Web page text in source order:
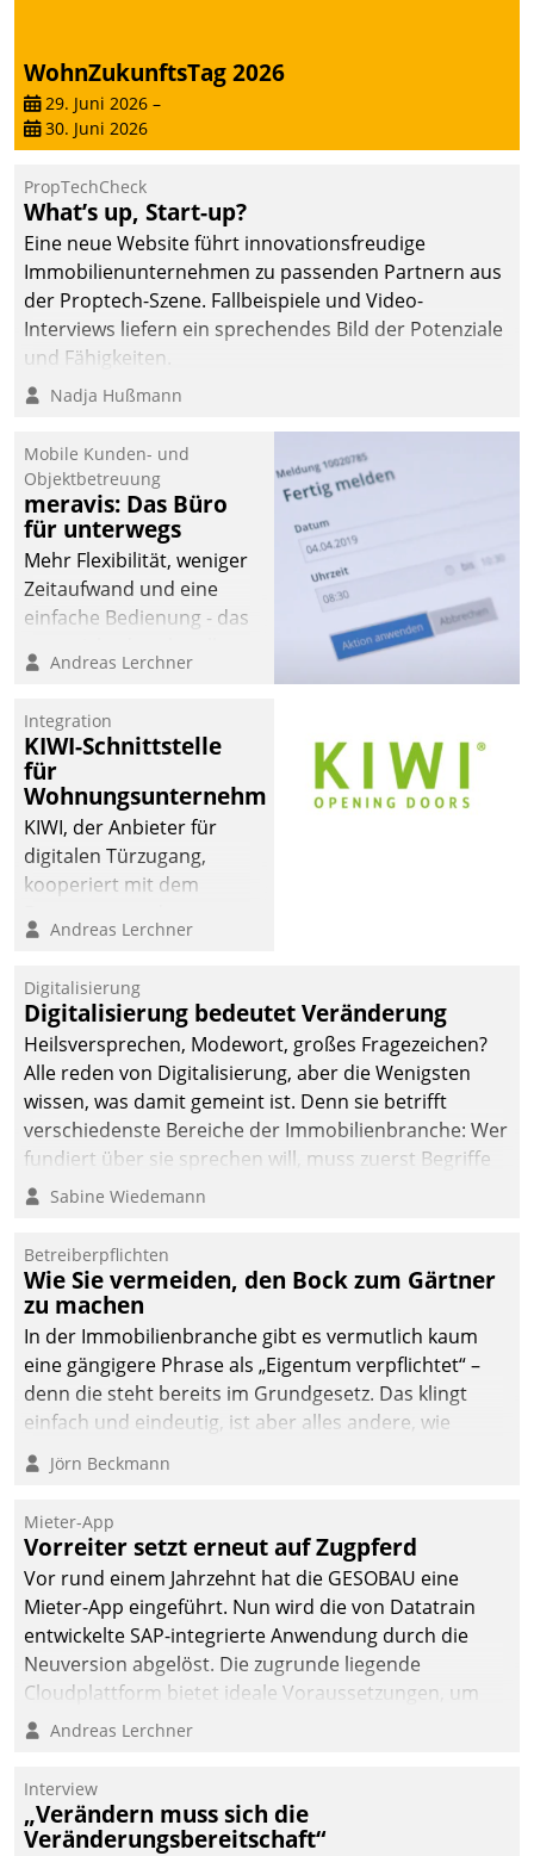
WohnZukunftsTag 2026
29. Juni 2026 –
30. Juni 2026
PropTechCheck
What’s up, Start-up?
Eine neue Website führt innovationsfreudige
Immobilienunternehmen zu passenden Partnern aus
der Proptech-Szene. Fallbeispiele und Video-
Interviews liefern ein sprechendes Bild der Potenziale
und Fähigkeiten.
Nadja Hußmann
Mobile Kunden- und
Objektbetreuung
meravis: Das Büro
für unterwegs
Mehr Flexibilität, weniger
Zeitaufwand und eine
einfache Bedienung - das
Cockpit für mobile
Datatrain. Die meravis
Wohnungsbau- und
Immobilien GmbH hat
sich dabei für den Betrieb
der Lösung über die SAP
Cloud Platform
Unternehmen am
Andreas Lerchner
Integration
KIWI-Schnittstelle
für
Wohnungsunternehmen
KIWI, der Anbieter für
digitalen Türzugang,
kooperiert mit dem
Softwareentwicklungshaus
Andreas Lerchner
Digitalisierung
Digitalisierung bedeutet Veränderung
Heilsversprechen, Modewort, großes Fragezeichen?
Alle reden von Digitalisierung, aber die Wenigsten
wissen, was damit gemeint ist. Denn sie betrifft
verschiedenste Bereiche der Immobilienbranche: Wer
fundiert über sie sprechen will, muss zuerst Begriffe
klären. Ein Aspekt ist die betriebliche Optimierung:
Einsparungen durch optimierte und automatisierte
Prozesse. Doch man darf nicht zu viel erwarten: Allein
mit der Einführung einer neuen Software ist es nicht
getan. Die Digitalisierung erfordert von Unternehmen
die Bereitschaft, sich zu überprüfen, zu hinterfragen
und zu verändern.
Sabine Wiedemann
Betreiberpflichten
Wie Sie vermeiden, den Bock zum Gärtner
zu machen
In der Immobilienbranche gibt es vermutlich kaum
eine gängigere Phrase als „Eigentum verpflichtet“ –
denn die steht bereits im Grundgesetz. Das klingt
einfach und eindeutig, ist aber alles andere, wie
Branchenbeschäftigte wissen. Denn mit der
Verantwortung folgen Verpflichtungen.
Jörn Beckmann
Mieter-App
Vorreiter setzt erneut auf Zugpferd
Vor rund einem Jahrzehnt hat die GESOBAU eine
Mieter-App eingeführt. Nun wird die von Datatrain
entwickelte SAP-integrierte Anwendung durch die
Neuversion abgelöst. Die zugrunde liegende
Cloudplattform bietet ideale Voraussetzungen, um
die Funktionalität der App zu erweitern und weitere
integrieren.
Andreas Lerchner
Interview
„Verändern muss sich die
Veränderungsbereitschaft“